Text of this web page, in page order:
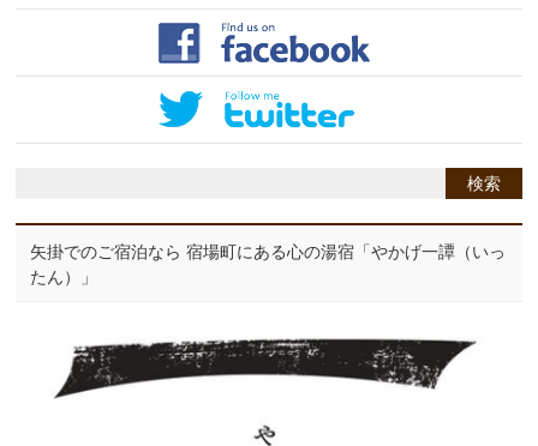
矢掛でのご宿泊なら 宿場町にある心の湯宿「やかげ一譚（いっ
たん）」